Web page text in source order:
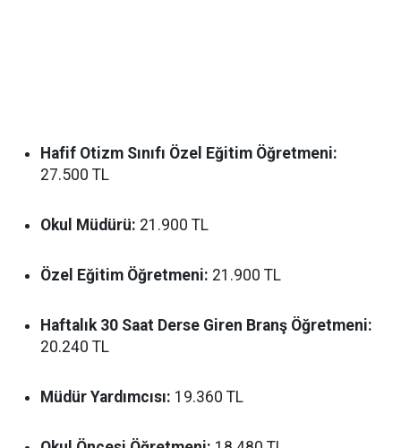
Hafif Otizm Sınıfı Özel Eğitim Öğretmeni:
27.500 TL
Okul Müdürü: 21.900 TL
Özel Eğitim Öğretmeni: 21.900 TL
Haftalık 30 Saat Derse Giren Branş Öğretmeni:
20.240 TL
Müdür Yardımcısı: 19.360 TL